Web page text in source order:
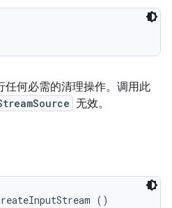
何必需的清理操作。调用此
无效。
()